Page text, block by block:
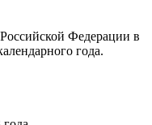
Федерации в
года.